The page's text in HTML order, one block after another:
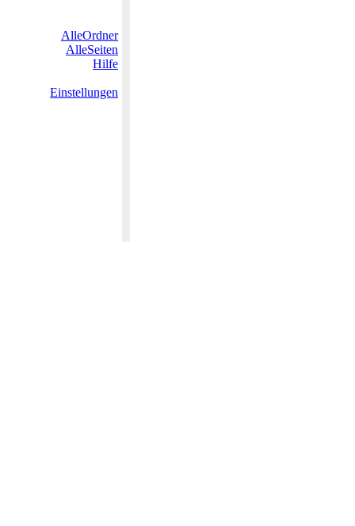
AlleOrdner
AlleSeiten
Hilfe
Einstellungen